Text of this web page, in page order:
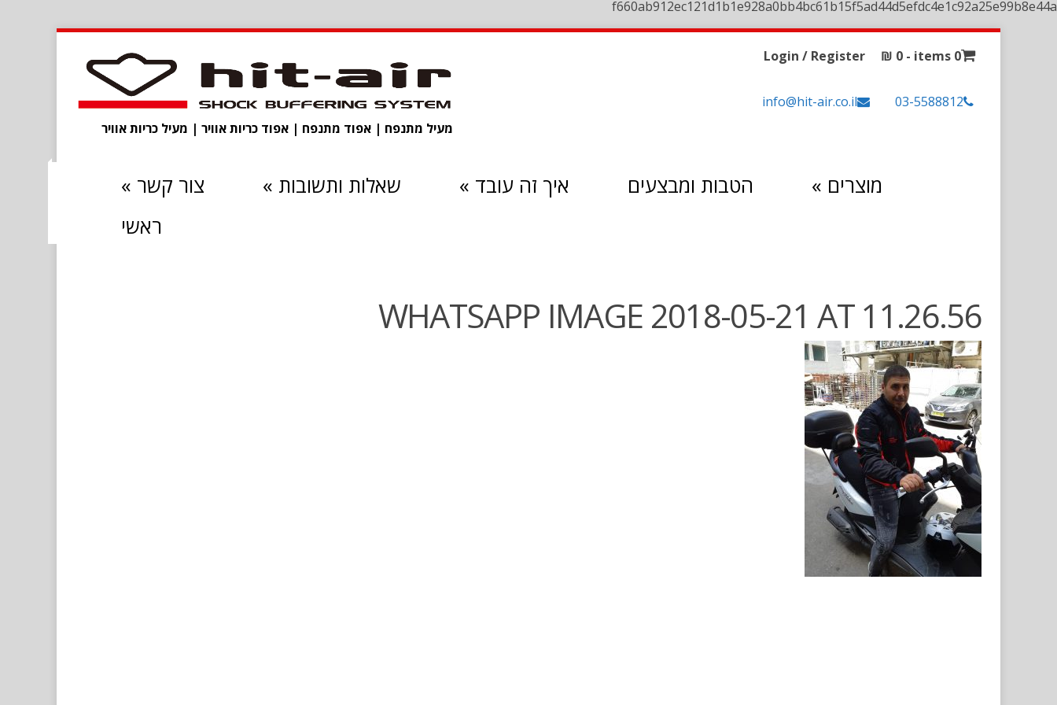
f660ab912ec121d1b1e928a0bb4bc61b15f5ad44d5efdc4e1c92a25e99b8e44a
מעיל מתנפח | אפוד מתנפח | אפוד כריות אוויר | מעיל כריות אוויר
0 items -
₪ 0
Login / Register
03-5588812
info@hit-air.co.il
צור קשר » שאלות ותשובות » איך זה עובד » הטבות ומבצעים מוצרים »
ראשי
WHATSAPP IMAGE 2018-05-21 AT 11.26.56